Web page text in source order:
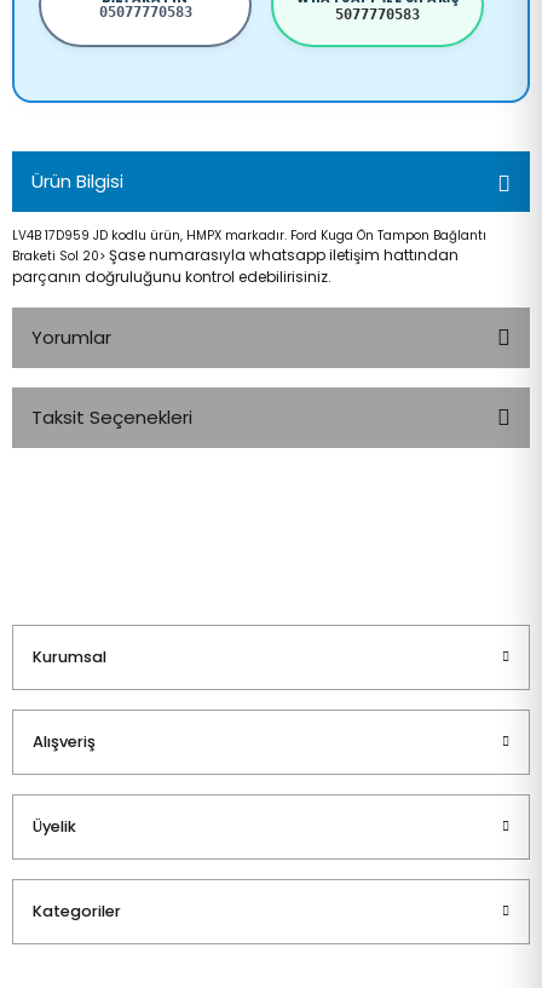
05077770583 5077770583
Ürün Bilgisi
LV4B 17D959 JD kodlu ürün, HMPX markadır. Ford Kuga Ön Tampon Bağlantı
Braketi Sol 20> Şase numarasıyla whatsapp iletişim hattından
parçanın doğruluğunu kontrol edebilirisiniz.
Yorumlar
Taksit Seçenekleri
Kurumsal
Alışveriş
Üyelik
Kategoriler